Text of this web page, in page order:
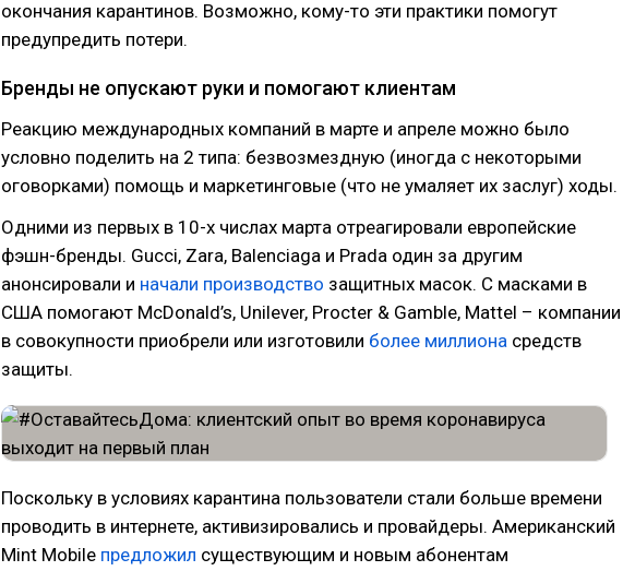
окончания карантинов. Возможно, кому-то эти практики помогут
предупредить потери.
Бренды не опускают руки и помогают клиентам
Реакцию международных компаний в марте и апреле можно было
условно поделить на 2 типа: безвозмездную (иногда с некоторыми
оговорками) помощь и маркетинговые (что не умаляет их заслуг) ходы.
Одними из первых в 10-х числах марта отреагировали европейские
фэшн-бренды. Gucci, Zara, Balenciaga и Prada один за другим
анонсировали и начали производство защитных масок. С масками в
США помогают McDonald’s, Unilever, Procter & Gamble, Mattel – компании
в совокупности приобрели или изготовили более миллиона средств
защиты.
Поскольку в условиях карантина пользователи стали больше времени
проводить в интернете, активизировались и провайдеры. Американский
Mint Mobile предложил существующим и новым абонентам